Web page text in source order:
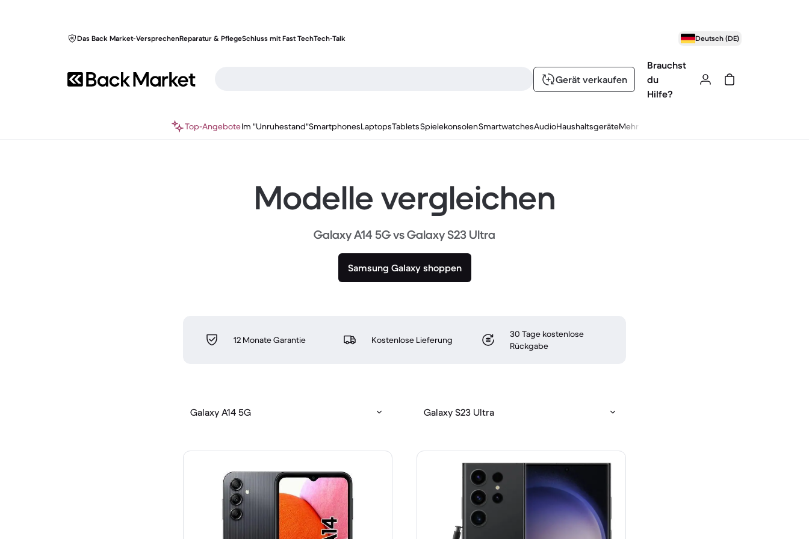
Das Back Market-VersprechenReparatur & PflegeSchluss mit Fast TechTech-Talk Deutsch (DE)
Gerät verkaufen
Brauchst
du
Hilfe?
Top-AngeboteIm "Unruhestand"SmartphonesLaptopsTabletsSpielekonsolenSmartwatchesAudioHaushaltsgeräteMehr
Modelle vergleichen
Galaxy A14 5G vs Galaxy S23 Ultra
Samsung Galaxy shoppen
12 Monate Garantie Kostenlose Lieferung
30 Tage kostenlose
Rückgabe
Galaxy A14 5G Galaxy S23 Ultra